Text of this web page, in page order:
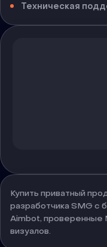
Техническая
Купить приватный
разработчика SMG с
Aimbot, проверенные
визуалов.